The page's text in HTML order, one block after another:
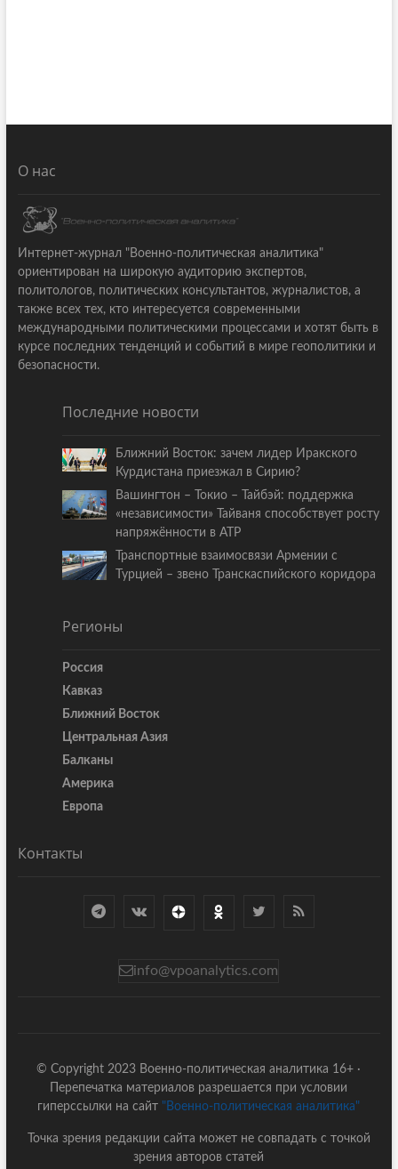
О нас
Интернет-журнал "Военно-политическая аналитика"
ориентирован на широкую аудиторию экспертов,
политологов, политических консультантов, журналистов, а
также всех тех, кто интересуется современными
международными политическими процессами и хотят быть в
курсе последних тенденций и событий в мире геополитики и
безопасности.
Последние новости
Ближний Восток: зачем лидер Иракского
Курдистана приезжал в Сирию?
Вашингтон – Токио – Тайбэй: поддержка
«независимости» Тайваня способствует росту
напряжённости в АТР
Транспортные взаимосвязи Армении с
Турцией – звено Транскаспийского коридора
Регионы
Россия
Кавказ
Ближний Восток
Центральная Азия
Балканы
Америка
Европа
Контакты
info@vpoanalytics.com
© Copyright 2023 Военно-политическая аналитика 16+ ·
Перепечатка материалов разрешается при условии
гиперссылки на сайт "Военно-политическая аналитика"
Точка зрения редакции сайта может не совпадать с точкой
зрения авторов статей